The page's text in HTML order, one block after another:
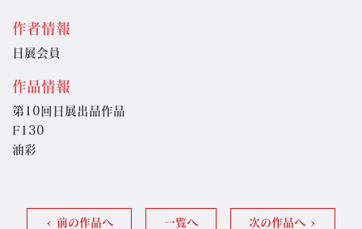
作者情報
日展会員
作品情報
第10回日展出品作品
F130
油彩
前の作品へ 一覧へ 次の作品へ